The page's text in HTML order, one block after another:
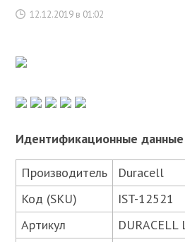
12.12.2019 в 01:02
Идентификационные данные
Производитель
Duracell
Код (SKU)
IST-12521
Артикул
DURACELL